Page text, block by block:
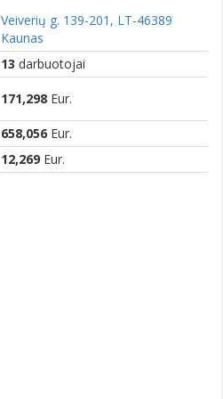
Veiverių g. 139-201, LT-46389
Kaunas
13 darbuotojai
171,298 Eur.
658,056 Eur.
12,269 Eur.